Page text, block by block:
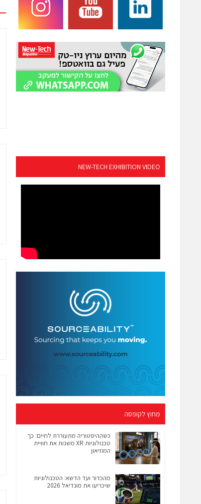
NEW-TECH EXHIBITION VIDEO
מחוץ לקופסה
כשההיסטוריה מתעוררת לחיים: כך
טכנולוגיות XR משנות את חוויית
המוזיאון
מהכדור ועד הדשא: הטכנולוגיות
שיכריעו את מונדיאל 2026